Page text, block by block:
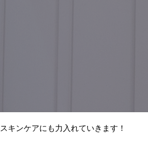
スキンケアにも力入れていきます！